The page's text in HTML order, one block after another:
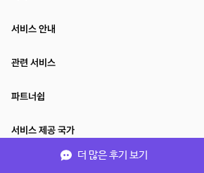
더 많은 후기 보기
서비스 안내
관련 서비스
파트너쉽
서비스 제공 국가